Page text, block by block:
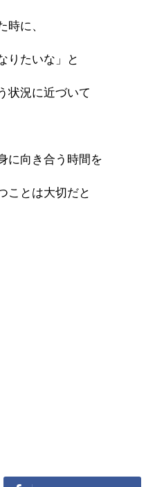
時に、
りたいな」と
状況に近づいて
に向き合う時間を
ことは大切だと